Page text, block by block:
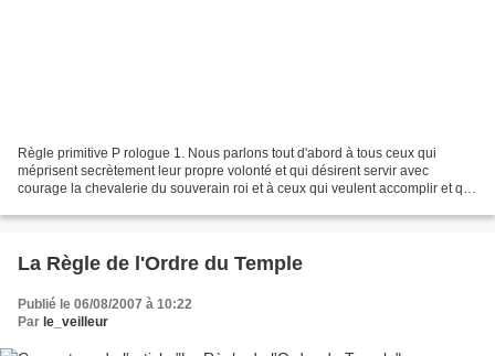
Règle primitive P rologue 1. Nous parlons tout d'abord à tous ceux qui
méprisent secrètement leur propre volonté et qui désirent servir avec
courage la chevalerie du souverain roi et à ceux qui veulent accomplir et qui
La Règle de l'Ordre du Temple
Publié le 06/08/2007 à 10:22
Par le_veilleur